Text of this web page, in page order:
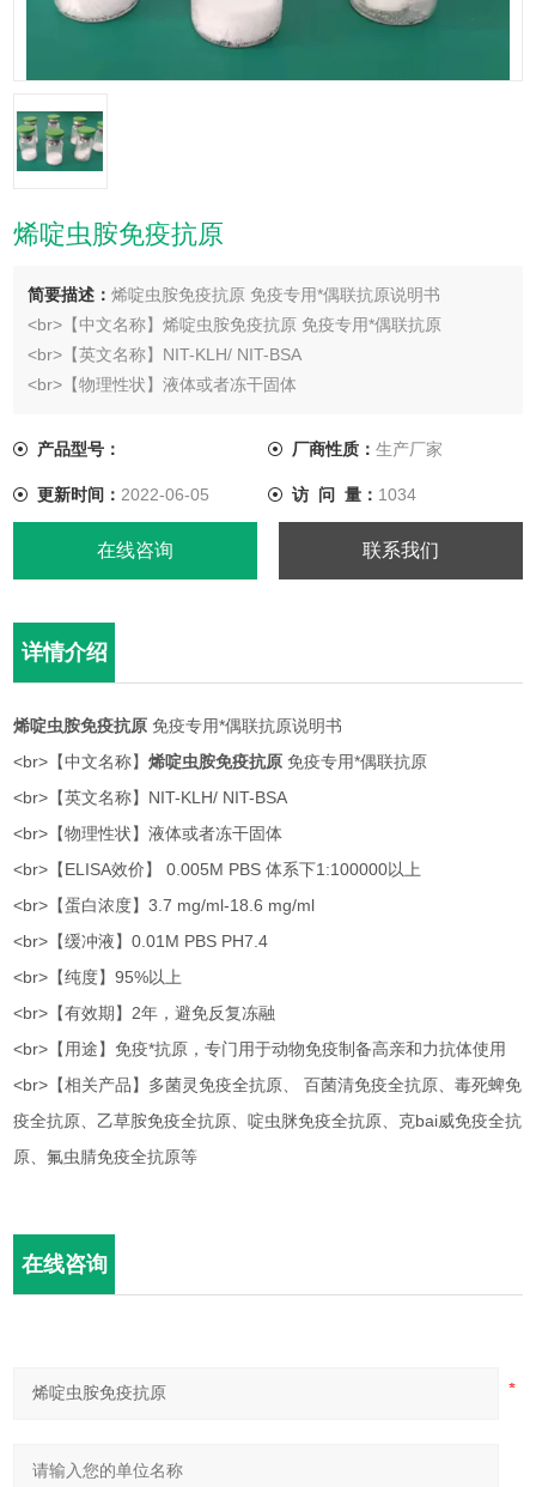
烯啶虫胺免疫抗原
简要描述：烯啶虫胺免疫抗原 免疫专用*偶联抗原说明书
<br>【中文名称】烯啶虫胺免疫抗原 免疫专用*偶联抗原
<br>【英文名称】NIT-KLH/ NIT-BSA
<br>【物理性状】液体或者冻干固体
产品型号：
厂商性质： 生产厂家
更新时间： 2022-06-05 访 问 量： 1034
在线咨询 联系我们
详情介绍
烯啶虫胺免疫抗原 免疫专用*偶联抗原说明书
<br>【中文名称】烯啶虫胺免疫抗原 免疫专用*偶联抗原
<br>【英文名称】NIT-KLH/ NIT-BSA
<br>【物理性状】液体或者冻干固体
<br>【ELISA效价】 0.005M PBS 体系下1:100000以上
<br>【蛋白浓度】3.7 mg/ml-18.6 mg/ml
<br>【缓冲液】0.01M PBS PH7.4
<br>【纯度】95%以上
<br>【有效期】2年，避免反复冻融
<br>【用途】免疫*抗原，专门用于动物免疫制备高亲和力抗体使用
<br>【相关产品】多菌灵免疫全抗原、 百菌清免疫全抗原、毒死蜱免
疫全抗原、乙草胺免疫全抗原、啶虫脒免疫全抗原、克bai威免疫全抗
原、氟虫腈免疫全抗原等
在线咨询